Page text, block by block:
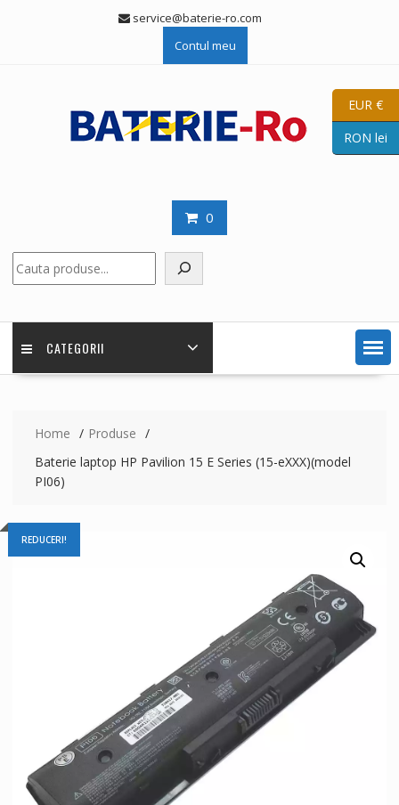
service@baterie-ro.com
Contul meu
0
CATEGORII
Home
Produse
Baterie laptop HP Pavilion 15 E Series (15-eXXX)(model
PI06)
REDUCERI!
EUR €
RON lei